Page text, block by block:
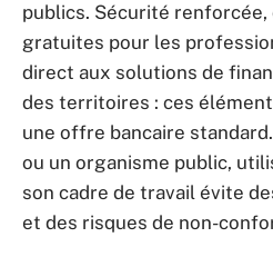
publics. Sécurité
gratuites pour les
direct aux solutions de
des territoires : ces
une offre bancaire
ou un organisme public,
son cadre de travail évite
et des risques de non-